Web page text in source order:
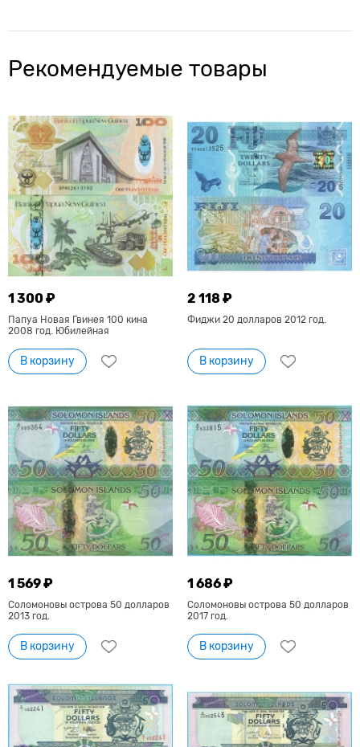
Рекомендуемые товары
1 300 ₽
Папуа Новая Гвинея 100 кина
2008 год. Юбилейная
В корзину
2 118 ₽
Фиджи 20 долларов 2012 год.
В корзину
1 569 ₽
Соломоновы острова 50 долларов
2013 год.
В корзину
1 686 ₽
Соломоновы острова 50 долларов
2017 год.
В корзину